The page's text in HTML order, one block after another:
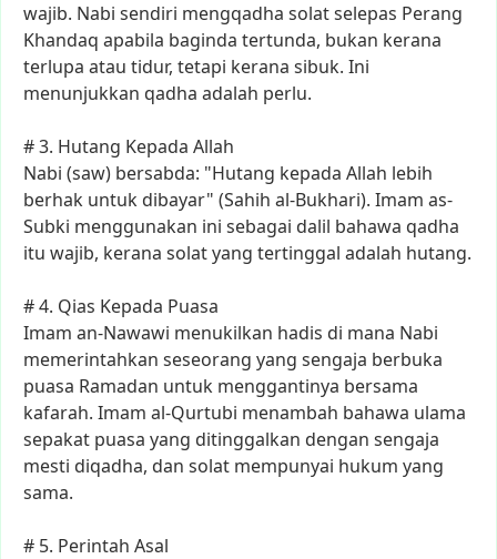
wajib. Nabi sendiri mengqadha solatselepas Perang
Khandaq apabila baginda tertunda, bukan kerana
terlupa atau tidur, tetapi kerana sibuk. Ini
menunjukkan qadha adalah perlu.
#3. Hutang Kepada Allah
Nabi (saw) bersabda: "Hutang kepada Allah lebih
berhak untuk dibayar" (Sahih al-Bukhari). Imam as-
Subki menggunakan ini sebagai dalil bahawa qadha
itu wajib, kerana solatyang tertinggal adalah hutang.
#4. Qias Kepada Puasa
Imam an-Nawawi menukilkan hadis di mana Nabi
memerintahkan seseorang yang sengaja berbuka
puasa Ramadan untuk menggantinya bersama
kafarah. Imam al-Qurtubi menambah bahawa ulama
sepakat puasa yang ditinggalkan dengan sengaja
mesti diqadha, dan solat mempunyai hukum yang
sama.
# 5. Perintah Asal